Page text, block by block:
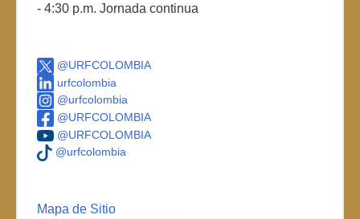
- 4:30 p.m. Jornada continua
@URFCOLOMBIA
urfcolombia
@urfcolombia
@URFCOLOMBIA
@URFCOLOMBIA
@urfcolombia
Mapa de Sitio